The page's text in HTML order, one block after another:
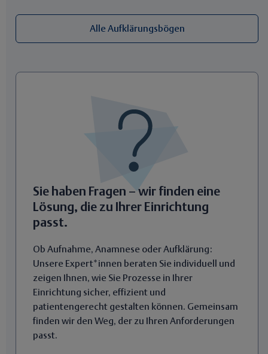
Alle Aufklärungsbögen
Sie haben Fragen – wir finden eine
Lösung, die zu Ihrer Einrichtung
passt.
Ob Aufnahme, Anamnese oder Aufklärung:
Unsere Expert*innen beraten Sie individuell und
zeigen Ihnen, wie Sie Prozesse in Ihrer
Einrichtung sicher, effizient und
patientengerecht gestalten können. Gemeinsam
finden wir den Weg, der zu Ihren Anforderungen
passt.